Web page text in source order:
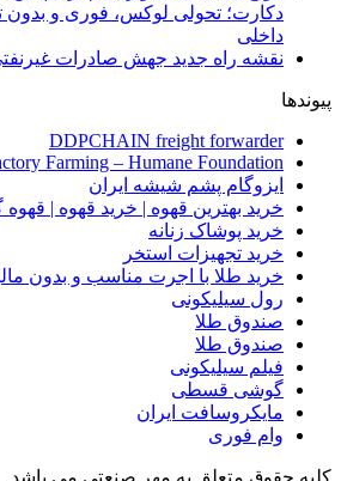
دکارت؛ تحولی لوکس، فوری و بدون
داخلی
نقشه راه جدید جهش صادرات
پیوندها
DDPCHAIN freight forwarder
Farming – Humane Foundation
ایزوگام پشم شیشه ایران
خرید بهترین قهوه | خرید قهوه | قهوه
خرید پوشاک زنانه
خرید تجهیزات استخر
خرید طلا با اجرت مناسب و بدون
رول سیلیکونی
صندوق طلا
صندوق طلا
فیلم سیلیکونی
گوشی قسطی
مایکروسافت ایران
وام فوری
کلیه حقوق متعلق به مهر صنعتی می باشد